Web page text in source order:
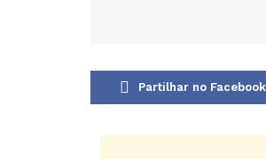
Partilhar no Facebook